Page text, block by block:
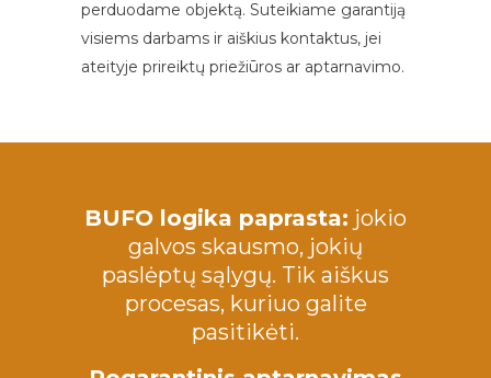
perduodame objektą. Suteikiame garantiją
visiems darbams ir aiškius kontaktus, jei
ateityje prireiktų priežiūros ar aptarnavimo.
BUFO logika paprasta: jokio
galvos skausmo, jokių
paslėptų sąlygų. Tik aiškus
procesas, kuriuo galite
pasitikėti.